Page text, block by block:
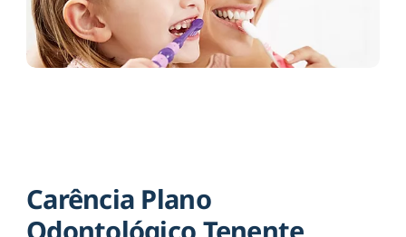
Carência Plano
Odontológico Tenente